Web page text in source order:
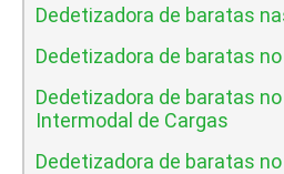
Dedetizadora de baratas
Dedetizadora de baratas
Dedetizadora de baratas
Intermodal de Cargas
Dedetizadora de baratas